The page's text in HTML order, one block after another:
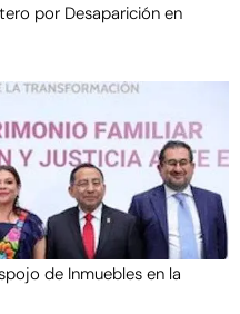
por Desaparición en
de Inmuebles en la